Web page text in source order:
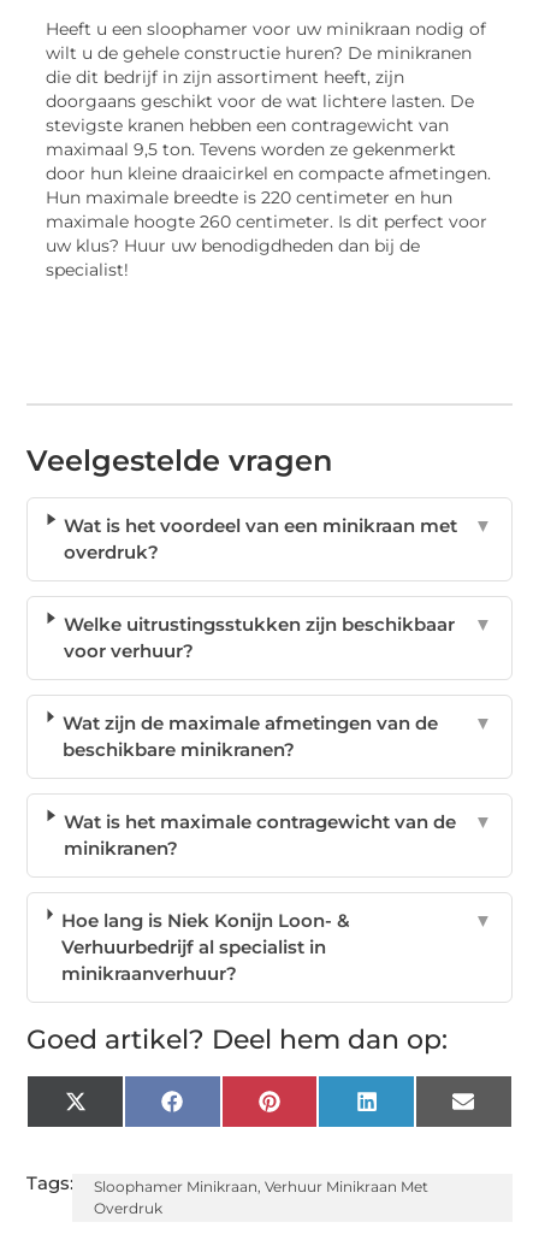
Heeft u een sloophamer voor uw minikraan nodig of
wilt u de gehele constructie huren? De minikranen
die dit bedrijf in zijn assortiment heeft, zijn
doorgaans geschikt voor de wat lichtere lasten. De
stevigste kranen hebben een contragewicht van
maximaal 9,5 ton. Tevens worden ze gekenmerkt
door hun kleine draaicirkel en compacte afmetingen.
Hun maximale breedte is 220 centimeter en hun
maximale hoogte 260 centimeter. Is dit perfect voor
uw klus? Huur uw benodigdheden dan bij de
specialist!
Veelgestelde vragen
Wat is het voordeel van een minikraan met
overdruk?
▼
Welke uitrustingsstukken zijn beschikbaar
voor verhuur?
▼
Wat zijn de maximale afmetingen van de
beschikbare minikranen?
▼
Wat is het maximale contragewicht van de
minikranen?
▼
Hoe lang is Niek Konijn Loon- &
Verhuurbedrijf al specialist in
minikraanverhuur?
▼
Goed artikel? Deel hem dan op:
X
(Twitter)
FacebookPinterest LinkedIn Email
Tags: Sloophamer Minikraan,Verhuur Minikraan Met
Overdruk